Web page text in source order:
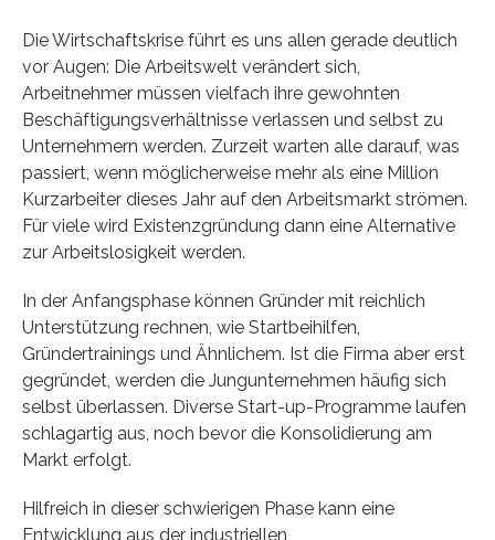
Die Wirtschaftskrise führt es uns allen gerade deutlich
vor Augen: Die Arbeitswelt verändert sich,
Arbeitnehmer müssen vielfach ihre gewohnten
Beschäftigungsverhältnisse verlassen und selbst zu
Unternehmern werden. Zurzeit warten alle darauf, was
passiert, wenn möglicherweise mehr als eine Million
Kurzarbeiter dieses Jahr auf den Arbeitsmarkt strömen.
Für viele wird Existenzgründung dann eine Alternative
zur Arbeitslosigkeit werden.
In der Anfangsphase können Gründer mit reichlich
Unterstützung rechnen, wie Startbeihilfen,
Gründertrainings und Ähnlichem. Ist die Firma aber erst
gegründet, werden die Jungunternehmen häufig sich
selbst überlassen. Diverse Start-up-Programme laufen
schlagartig aus, noch bevor die Konsolidierung am
Markt erfolgt.
Hilfreich in dieser schwierigen Phase kann eine
Entwicklung aus der industriellen